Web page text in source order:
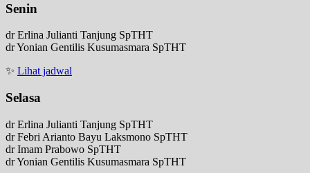
Senin
dr Erlina Julianti Tanjung SpTHT
dr Yonian Gentilis Kusumasmara SpTHT
✨ Lihat jadwal
Selasa
dr Erlina Julianti Tanjung SpTHT
dr Febri Arianto Bayu Laksmono SpTHT
dr Imam Prabowo SpTHT
dr Yonian Gentilis Kusumasmara SpTHT